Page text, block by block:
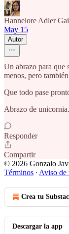
Hannelore Adler
May 15
Autor
Un abrazo para que
menos, pero
Que todo pase
Abrazo de unicornia.
Responder
Compartir
© 2026 Gonzalo
Términos ∙ Aviso de
Crea tu
Descargar la app